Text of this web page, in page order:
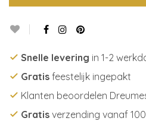
Snelle levering in 1-2
Gratis feestelijk ingepakt
Klanten beoordelen
Gratis verzending vanaf